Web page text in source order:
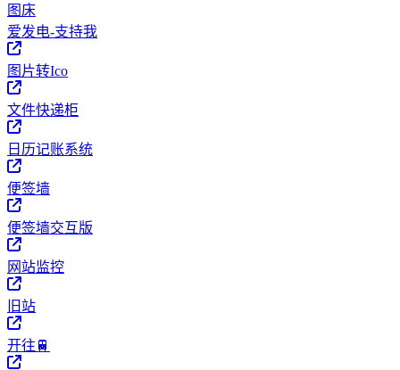
图床
爱发电-支持我
图片转Ico
文件快递柜
日历记账系统
便签墙
便签墙交互版
网站监控
旧站
开往🚆